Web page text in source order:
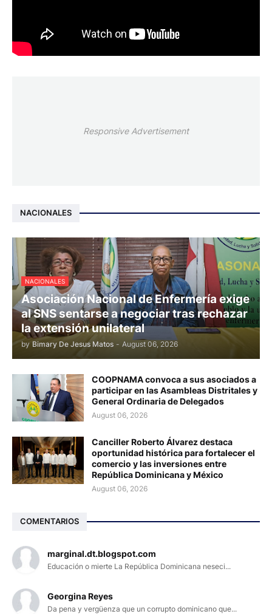
Responsive Advertisement
NACIONALES
NACIONALES
Asociación Nacional de Enfermería exige
al SNS sentarse a negociar tras rechazar
la extensión unilateral
by Bimary De Jesus Matos - August 06, 2026
COOPNAMA convoca a sus asociados a
participar en las Asambleas Distritales y
General Ordinaria de Delegados
August 06, 2026
Canciller Roberto Álvarez destaca
oportunidad histórica para fortalecer el
comercio y las inversiones entre
República Dominicana y México
August 06, 2026
COMENTARIOS
marginal.dt.blogspot.com
Educación o mierte La República Dominicana neseci...
Georgina Reyes
Da pena y vergüenza que un corrupto dominicano que...